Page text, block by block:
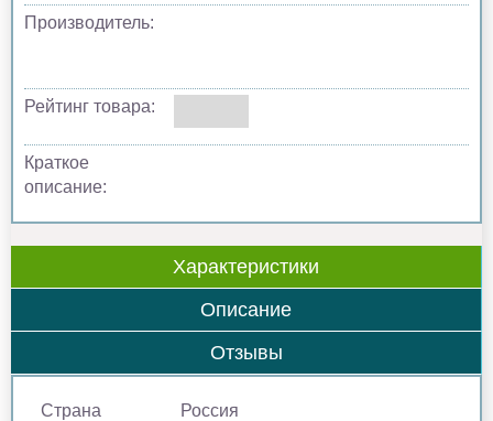
Производитель:
Рейтинг товара:
Краткое
описание:
Характеристики
Описание
Отзывы
Страна
Россия